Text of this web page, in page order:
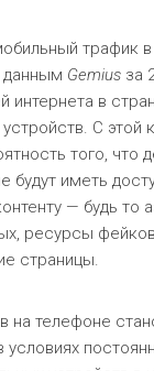
трафик в
данным Gemius за
интернета в
С этой
того, что
будут иметь
— будь то
ресурсы
страницы.
на телефоне